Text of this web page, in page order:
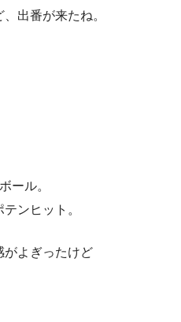
出番が来たね。
ール。
ンヒット。
がよぎったけど